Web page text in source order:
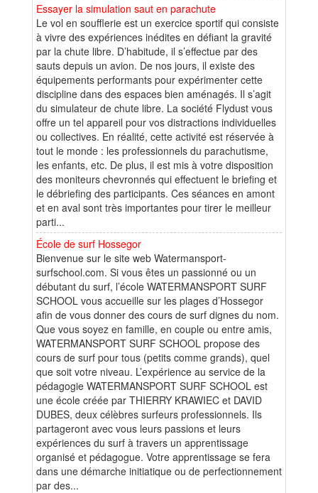
Essayer la simulation saut en parachute
Le vol en soufflerie est un exercice sportif qui consiste
à vivre des expériences inédites en défiant la gravité
par la chute libre. D’habitude, il s’effectue par des
sauts depuis un avion. De nos jours, il existe des
équipements performants pour expérimenter cette
discipline dans des espaces bien aménagés. Il s’agit
du simulateur de chute libre. La société Flydust vous
offre un tel appareil pour vos distractions individuelles
ou collectives. En réalité, cette activité est réservée à
tout le monde : les professionnels du parachutisme,
les enfants, etc. De plus, il est mis à votre disposition
des moniteurs chevronnés qui effectuent le briefing et
le débriefing des participants. Ces séances en amont
et en aval sont très importantes pour tirer le meilleur
parti...
École de surf Hossegor
Bienvenue sur le site web Watermansport-
surfschool.com. Si vous êtes un passionné ou un
débutant du surf, l’école WATERMANSPORT SURF
SCHOOL vous accueille sur les plages d’Hossegor
afin de vous donner des cours de surf dignes du nom.
Que vous soyez en famille, en couple ou entre amis,
WATERMANSPORT SURF SCHOOL propose des
cours de surf pour tous (petits comme grands), quel
que soit votre niveau. L’expérience au service de la
pédagogie WATERMANSPORT SURF SCHOOL est
une école créée par THIERRY KRAWIEC et DAVID
DUBES, deux célèbres surfeurs professionnels. Ils
partageront avec vous leurs passions et leurs
expériences du surf à travers un apprentissage
organisé et pédagogue. Votre apprentissage se fera
dans une démarche initiatique ou de perfectionnement
par des...